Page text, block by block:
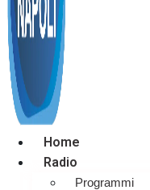
Home
Radio
Programmi